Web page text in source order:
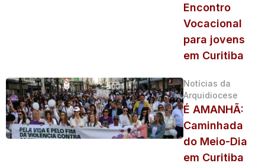
Encontro
Vocacional
para jovens
em Curitiba
Notícias da
Arquidiocese
É AMANHÃ:
Caminhada
do Meio-Dia
em Curitiba